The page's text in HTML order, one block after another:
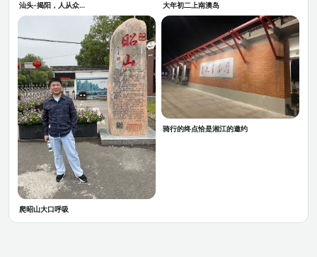
汕头-揭阳，人从众… 大年初二上南澳岛
爬昭山大口呼吸
骑行的终点恰是湘江的邀约